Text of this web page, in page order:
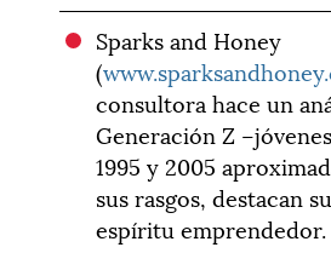
Sparks and Honey
(
consultora hace un
Generación Z
1995 y 2005
sus rasgos, destacan
espíritu emprendedor.